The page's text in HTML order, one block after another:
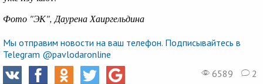
Фото "ЭК", Даурена Хаиргельдина
Мы отправим новости на ваш телефон. Подписывайтесь в
Telegram @pavlodaronline
6589
2